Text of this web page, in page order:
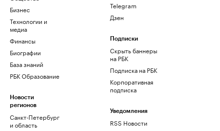
Бизнес
Технологии и
медиа
Финансы
Биографии
База знаний
РБК Образование
Новости
регионов
Санкт-Петербург
и область
Telegram
Дзен
Подписки
Скрыть баннеры
на РБК
Подписка на РБК
Корпоративная
подписка
Уведомления
RSS Новости